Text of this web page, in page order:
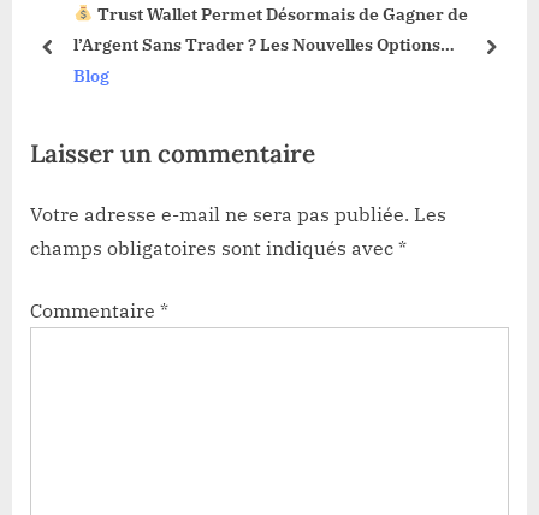
o
:
Trust Wallet Permet Désormais de Gagner de
l’Argent Sans Trader ? Les Nouvelles Options
Dévoilées !
Blog
prev next
Laisser un commentaire
Votre adresse e-mail ne sera pas publiée. Les
champs obligatoires sont indiqués avec *
Commentaire *